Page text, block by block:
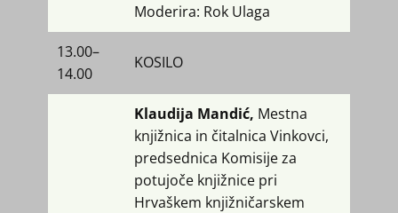
Moderira: Rok Ulaga
13.00​–
14.00
KOSILO
Klaudija Mandić, Mestna
knjižnica in čitalnica Vinkovci,
predsednica Komisije za
potujoče knjižnice pri
Hrvaškem knjižničarskem